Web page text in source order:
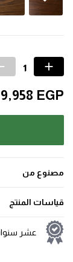
9,958 EGP
مصنوع من
قياسات المنتج
عشر